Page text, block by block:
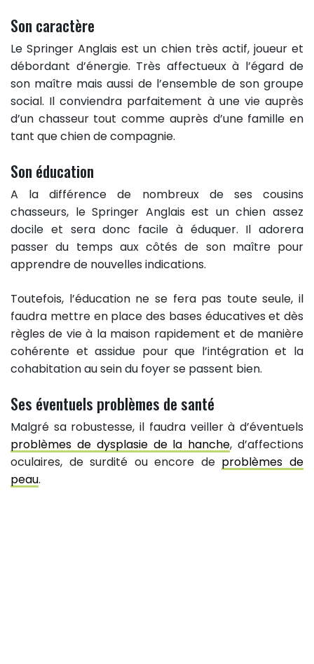
Son caractère
Le Springer Anglais est un chien très actif, joueur et
débordant d’énergie. Très affectueux à l’égard de
son maître mais aussi de l’ensemble de son groupe
social. Il conviendra parfaitement à une vie auprès
d’un chasseur tout comme auprès d’une famille en
tant que chien de compagnie.
Son éducation
A la différence de nombreux de ses cousins
chasseurs, le Springer Anglais est un chien assez
docile et sera donc facile à éduquer. Il adorera
passer du temps aux côtés de son maître pour
apprendre de nouvelles indications.
Toutefois, l’éducation ne se fera pas toute seule, il
faudra mettre en place des bases éducatives et dès
règles de vie à la maison rapidement et de manière
cohérente et assidue pour que l’intégration et la
cohabitation au sein du foyer se passent bien.
Ses éventuels problèmes de santé
Malgré sa robustesse, il faudra veiller à d’éventuels
problèmes de dysplasie de la hanche, d’affections
oculaires, de surdité ou encore de problèmes de
peau.